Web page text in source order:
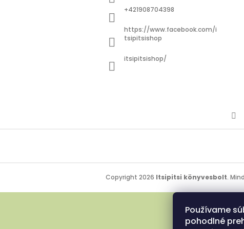
Používame
pohodlné
+421908704398
https://www.facebook.com/i
tsipitsishop
itsipitsishop/
Copyright 2026 Itsipitsi könyvesbolt.